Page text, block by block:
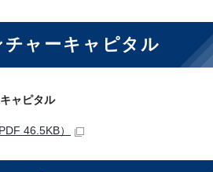
ャーキャピタル
ャピタル
46.5KB）